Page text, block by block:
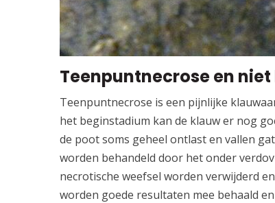
Teenpuntnecrose en
Teenpuntnecrose is een pijnlijke
het beginstadium kan de klauw er nog
de poot soms geheel ontlast en vallen
worden behandeld door het onder
necrotische weefsel worden verwijderd
worden goede resultaten mee behaald